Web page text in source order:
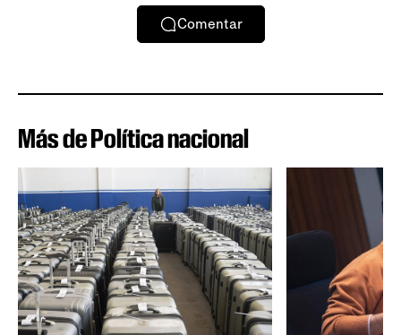
Comentar
Más de Política nacional